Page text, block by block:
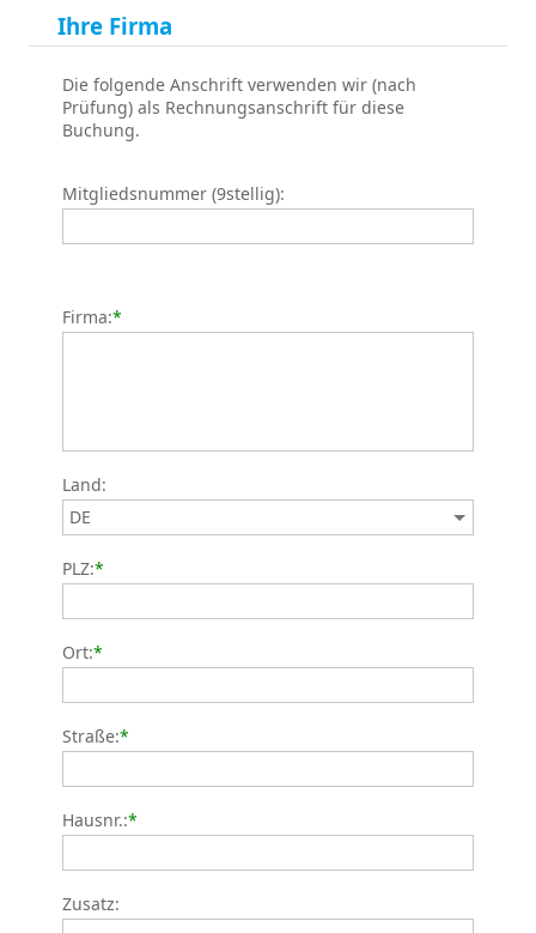
Ihre Firma
Die folgende Anschrift verwenden wir (nach
Prüfung) als Rechnungsanschrift für diese
Buchung.
Mitgliedsnummer (9stellig):
Firma:*
Land:
PLZ:*
Ort:*
Straße:*
Hausnr.:*
Zusatz: